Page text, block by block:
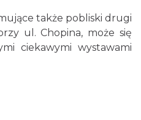
także pobliski drugi
ul. Chopina, może się
ciekawymi wystawami